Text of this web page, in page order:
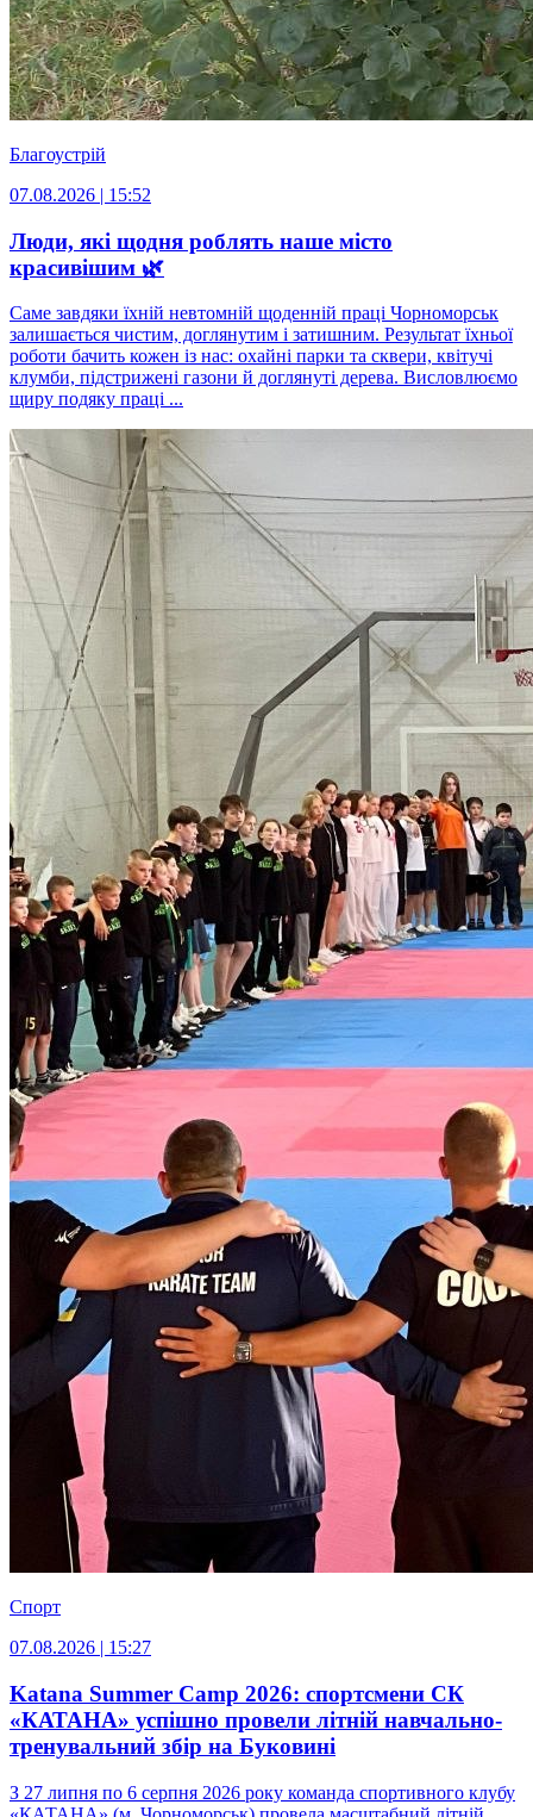
Благоустрій
07.08.2026 | 15:52
Люди, які щодня роблять наше місто
красивішим 🌿
Саме завдяки їхній невтомній щоденній праці Чорноморськ
залишається чистим, доглянутим і затишним. Результат їхньої
роботи бачить кожен із нас: охайні парки та сквери, квітучі
клумби, підстрижені газони й доглянуті дерева. Висловлюємо
щиру подяку праці ...
Спорт
07.08.2026 | 15:27
Katana Summer Camp 2026: спортсмени СК
«КАТАНА» успішно провели літній навчально-
тренувальний збір на Буковині
З 27 липня по 6 серпня 2026 року команда спортивного клубу